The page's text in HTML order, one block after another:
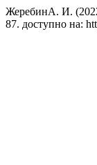
ЖеребинА. И.
87. доступно на: